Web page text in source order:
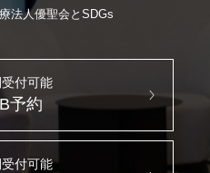
法人優聖会とSDGs
付可能
予約
付可能